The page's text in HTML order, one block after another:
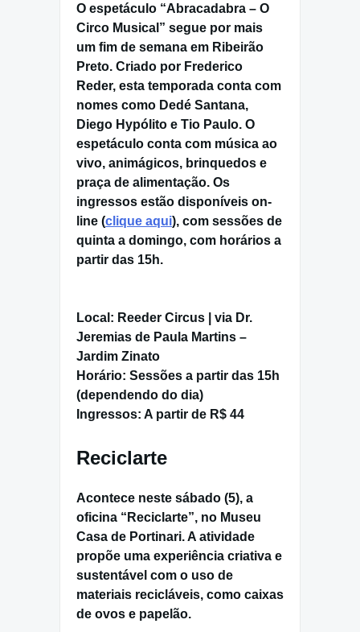
O espetáculo “Abracadabra – O
Circo Musical ” segue por mais
um fim de semana em Ribeirão
Preto. Criado por Frederico
Reder, esta temporada conta com
nomes como Dedé Santana,
Diego Hypólito e Tio Paulo. O
espetáculo conta com música ao
vivo, animágicos, brinquedos e
praça de alimentação. Os
ingressos estão disponíveis on-
line (clique aqui), com sessões de
quinta a domingo, com horários a
partir das 15h.
Local: Reeder Circus | via Dr.
Jeremias de Paula Martins –
Jardim Zinato
Horário: Sessões a partir das 15h
(dependendo do dia)
Ingressos: A partir de R$ 44
Reciclarte
Acontece neste sábado (5), a
oficina “Reciclarte”, no Museu
Casa de Portinari. A atividade
propõe uma experiência criativa e
sustentável com o uso de
materiais recicláveis, como caixas
de ovos e papelão.